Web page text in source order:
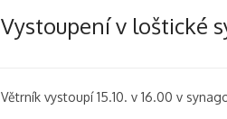
Vystoupení v loštické
Větrník vystoupí 15.10. v 16.00 v